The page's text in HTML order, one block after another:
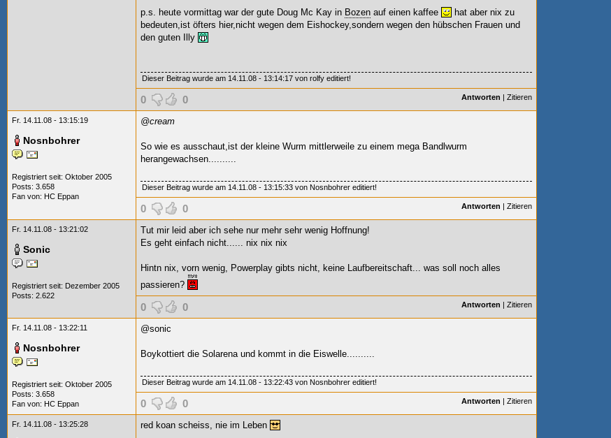
p.s. heute vormittag war der gute Doug Mc Kay in Bozen auf einen kaffee
hat aber nix zu
bedeuten,ist öfters hier,nicht wegen dem Eishockey,sondern wegen den hübschen Frauen und
den guten Illy
Dieser Beitrag wurde am 14.11.08 - 13:14:17 von rolfy editiert!
0 0 Antworten | Zitieren
Fr. 14.11.08 - 13:15:19
Nosnbohrer
Registriert seit: Oktober 2005
Posts: 3.658
Fan von: HC Eppan
@cream
So wie es ausschaut,ist der kleine Wurm mittlerweile zu einem mega Bandlwurm
herangewachsen..........
Dieser Beitrag wurde am 14.11.08 - 13:15:33 von Nosnbohrer editiert!
0 0 Antworten | Zitieren
Fr. 14.11.08 - 13:21:02
Sonic
Registriert seit: Dezember 2005
Posts: 2.622
Tut mir leid aber ich sehe nur mehr sehr wenig Hoffnung!
Es geht einfach nicht...... nix nix nix
Hintn nix, vorn wenig, Powerplay gibts nicht, keine Laufbereitschaft... was soll noch alles
passieren?
0 0 Antworten | Zitieren
Fr. 14.11.08 - 13:22:11
Nosnbohrer
Registriert seit: Oktober 2005
Posts: 3.658
Fan von: HC Eppan
@sonic
Boykottiert die Solarena und kommt in die Eiswelle..........
Dieser Beitrag wurde am 14.11.08 - 13:22:43 von Nosnbohrer editiert!
0 0 Antworten | Zitieren
Fr. 14.11.08 - 13:25:28 red koan scheiss, nie im Leben